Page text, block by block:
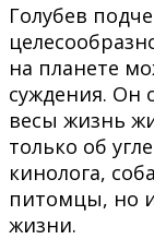
Голубев
на планете
суждения. Он
весы жизнь
только об
кинолога,
питомцы, но
жизни.